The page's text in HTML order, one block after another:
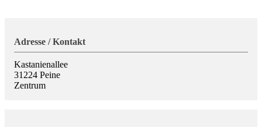
Adresse / Kontakt
Kastanienallee
31224 Peine
Zentrum